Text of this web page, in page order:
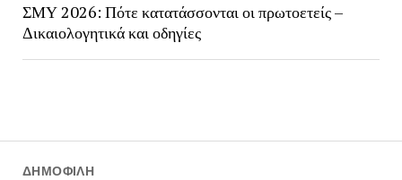
ΣΜΥ 2026: Πότε κατατάσσονται οι πρωτοετείς –
Δικαιολογητικά και οδηγίες
ΔΗΜΟΦΙΛΉ